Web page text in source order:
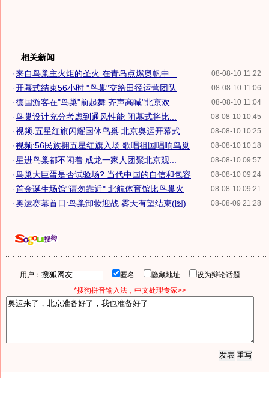
相关新闻
08-08-10 11:22
·来自鸟巢主火炬的圣火 在青岛点燃奥帆中...
08-08-10 11:06
·开幕式结束56小时 "鸟巢"交给田径运营团队
08-08-10 11:04
·德国游客在"鸟巢"前起舞 齐声高喊"北京欢...
08-08-10 10:45
·鸟巢设计充分考虑到通风性能 闭幕式将比...
08-08-10 10:25
·视频:五星红旗闪耀国体鸟巢 北京奥运开幕式
08-08-10 10:18
·视频:56民族拥五星红旗入场 歌唱祖国唱响鸟巢
08-08-10 09:57
·星进鸟巢都不闲着 成龙一家人团聚北京观...
08-08-10 09:24
·鸟巢大巨蛋是否试验场? 当代中国的自信和包容
08-08-10 09:21
·首金诞生场馆"请勿靠近" 北航体育馆比鸟巢火
08-08-09 21:28
·奥运赛幕首日:鸟巢卸妆迎战 雾天有望结束(图)
用户： 匿名 隐藏地址
设为辩论话题
*搜狗拼音输入法，中文处理专家>>